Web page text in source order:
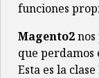
funciones
Magento2
que perdamos
Esta es la clase